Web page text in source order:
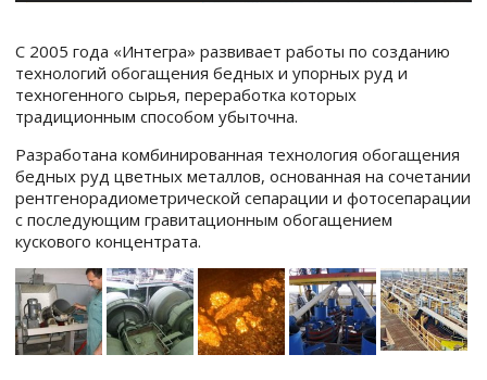
С 2005 года «Интегра» развивает работы по созданию
технологий обогащения бедных и упорных руд и
техногенного сырья, переработка которых
традиционным способом убыточна.
Разработана комбинированная технология обогащения
бедных руд цветных металлов, основанная на сочетании
рентгенорадиометрической сепарации и фотосепарации
с последующим гравитационным обогащением
кускового концентрата.